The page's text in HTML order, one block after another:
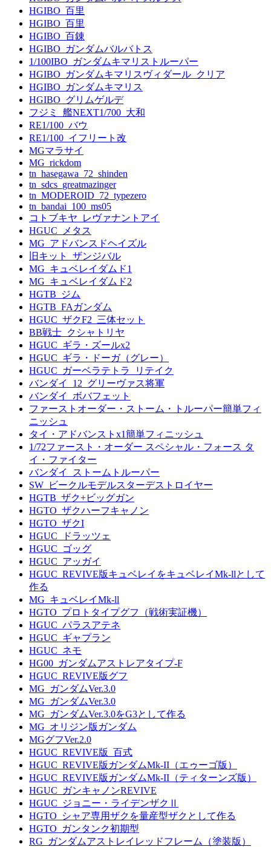
HGIBO_百里
HGIBO_百里
HGIBO_百錬
HGIBO_ガンダムバルバトス
1/100IBO_ガンダムキマリストルーパー
HGIBO_ガンダムキマリスヴィダール_クリア
HGIBO_ガンダムキマリス
HGIBO_グリムゲルデ
フジミ_艦NEXT1/700_大和
RE1/100_バウ
RE1/100_イフリート改
MGマラサイ
MG_rickdom
tn_hasegawa_72_shinden
tn_sdcs_greatmazinger
tn_MODEROID_72_typezero
tn_bandai_100_ms05
コトブキヤ_レヴァナントアイ
HGUC_メタス
MG_アドバンスドヘイズル
旧キット_ザンジバル
MG_キュベレイダムド1
MG_キュベレイダムド2
HGTB_ジム
HGTB_FAガンダム
HGUC_ザクF2_三体セット
BB戦士_クシャトリヤ
HGUC_ギラ・ズールx2
HGUC_ギラ・ドーガ（グレー）
HGUC_ガーベラテトラ_リテイク
バンダイ_12_グリーヴァス将軍
バンダイ_ボバフェット
ファーストオーダー・ストーム・トルーパー簡単フィ
ニッシュ
タイ・アドバンストx1簡単フィニッシュ
1/72ファースト・オーダー スペシャル・フォース タ
イ・ファイター
バンダイ_ストームトルーパー
SW_ビークルモデルスターデストロイヤー
HGTB_ザク+ビッグガン
HGTO_ザクハーフキャノン
HGTO_ザクI
HGUC_ドラッツェ
HGUC_ゴッグ
HGUC_アッガイ
HGUC_REVIVE版キュベレイをキュベレイMk-llとして
作る
MG_キュベレイMk-ll
HGTO_プロトタイプグフ（戦術実証機）
HGUC_パラスアテネ
HGUC_ギャプラン
HGUC_ネモ
HG00_ガンダムアストレアタイプ-F
HGUC_REVIVE版グフ
MG_ガンダムVer.3.0
MG_ガンダムVer.3.0
MG_ガンダムVer.3.0をG3として作る
MG_オリジン版ガンダム
MGグフVer.2.0
HGUC_REVIVE版_百式
HGUC_REVIVE版ガンダムMk-II（エゥーゴ版）
HGUC_REVIVE版ガンダムMk-II（ティターンズ版）
HGUC_ガンキャノンREVIVE
HGUC_ジョニー・ライデンザクⅡ
HGTO_シャア専用ザクを量産型ザクとして作る
HGTO_ガンタンク初期型
RG_ガンダムアストレイレッドフレーム（塗装版）